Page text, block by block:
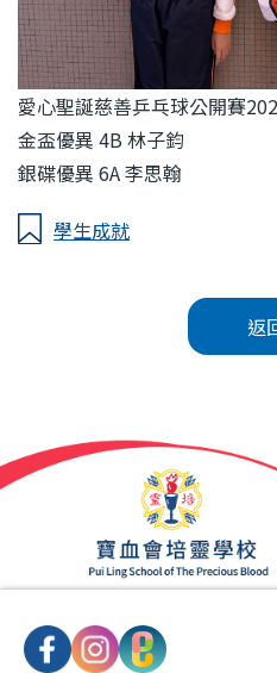
愛心聖誕慈善乒乓球公開賽
金盃優異 4B 林子鈞
銀碟優異 6A李思翰
學生成就
返